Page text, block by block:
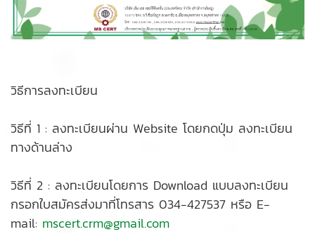
วิธีการลงทะเบียน
วิธีที่ 1 : ลงทะเบียนผ่าน Website โดยกดปุ่ม ลงทะเบียน
ทางด้านล่าง
วิธีที่ 2 : ลงทะเบียนโดยการ Download แบบลงทะเบียน
กรอกใบสมัครส่งมาที่โทรสาร 034-427537 หรือ E-
mail: mscert.crm@gmail.com